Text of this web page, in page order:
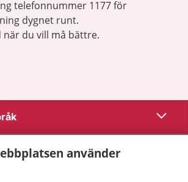
telefonnummer 1177 för
dygnet runt.
när du vill må bättre.
Visa
använder